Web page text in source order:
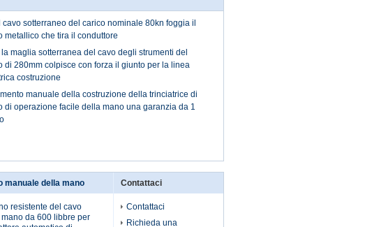
cavo sotterraneo del carico nominale 80kn foggia il
metallico che tira il conduttore
la maglia sotterranea del cavo degli strumenti del
di 280mm colpisce con forza il giunto per la linea
costruzione
manuale della costruzione della trinciatrice di
di operazione facile della mano una garanzia da 1
manuale della mano
resistente del cavo
da 600 libbre per
Contattaci
Contattaci
Richieda una